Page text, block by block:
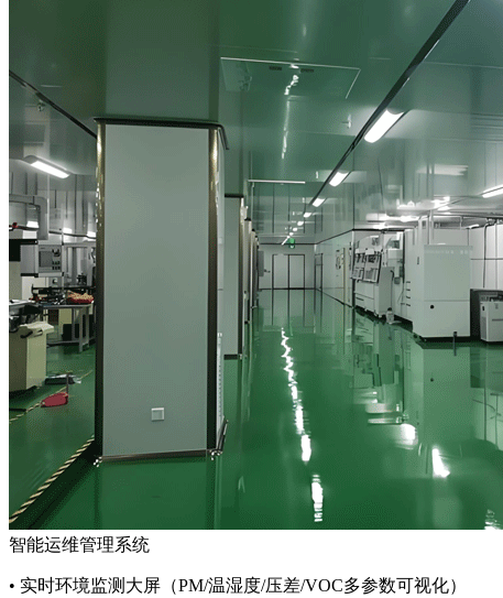
智能运维管理系统
• 实时环境监测大屏（PM/温湿度/压差/VOC多参数可视化）